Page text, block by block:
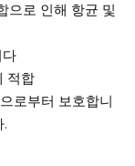
로 인해 항균 및
적합
로부터 보호합니